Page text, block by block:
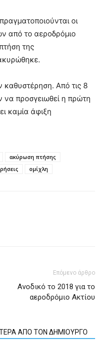
οι
από το αεροδρόμιο
της
καθυστέρηση. Από τις 8
να προσγειωθεί η πρώτη
καμία άφιξη
ακύρωση πτήσης
ομίχλη
Επόμενο άρθρο
Ανοδικό το 2018 για το
αεροδρόμιο Ακτίου
ΑΠΟ ΤΟΝ ΔΗΜΙΟΥΡΓΟ